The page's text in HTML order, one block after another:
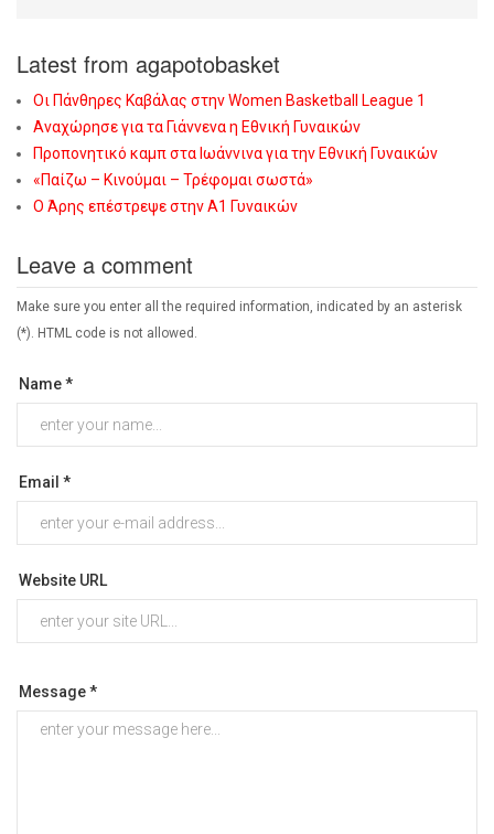
Latest from agapotobasket
Οι Πάνθηρες Καβάλας στην Women Basketball League 1
Αναχώρησε για τα Γιάννενα η Εθνική Γυναικών
Προπονητικό καμπ στα Ιωάννινα για την Εθνική Γυναικών
«Παίζω – Κινούμαι – Τρέφομαι σωστά»
Ο Άρης επέστρεψε στην Α1 Γυναικών
Leave a comment
Make sure you enter all the required information, indicated by an asterisk
(*). HTML code is not allowed.
Name *
Email *
Website URL
Message *